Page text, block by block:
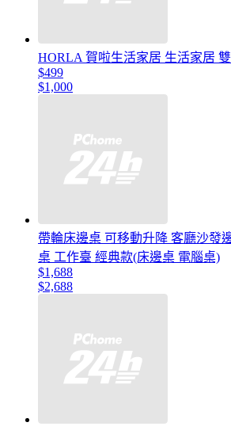
HORLA 賀啦生活家居 生活家居
$499
$1,000
帶輪床邊桌 可移動升降 客廳沙發
桌 工作臺 經典款(床邊桌 電腦桌)
$1,688
$2,688